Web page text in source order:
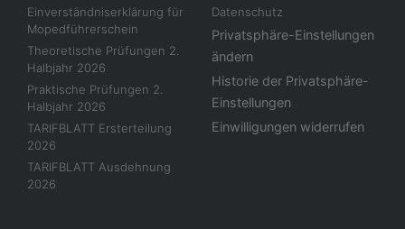
Einverständniserklärung für
Mopedführerschein
Theoretische Prüfungen 2.
Halbjahr 2026
Praktische Prüfungen 2.
Halbjahr 2026
TARIFBLATT Ersterteilung
2026
TARIFBLATT Ausdehnung
2026
Datenschutz
Privatsphäre-Einstellungen
ändern
Historie der Privatsphäre-
Einstellungen
Einwilligungen widerrufen